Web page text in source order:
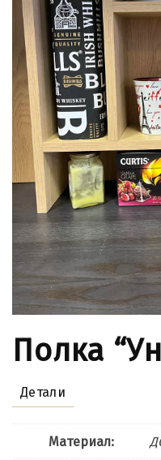
Полка
Детали
Материал: